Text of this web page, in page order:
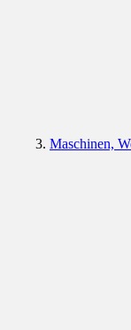
Maschinen,